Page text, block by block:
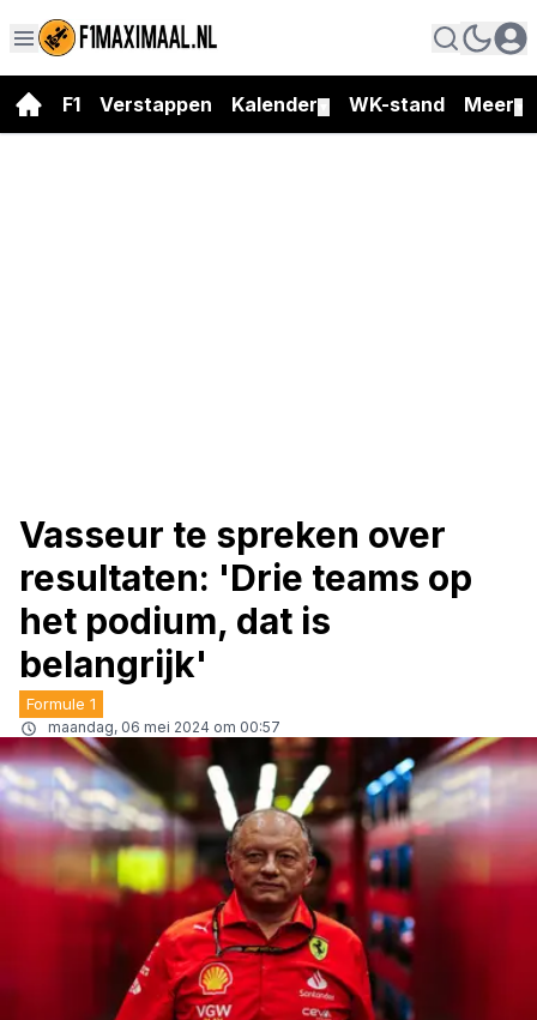
F1 Verstappen Kalender WK-stand Meer
Vasseur te spreken over
resultaten: 'Drie teams op
het podium, dat is
belangrijk'
Formule 1
maandag, 06 mei 2024 om 00:57